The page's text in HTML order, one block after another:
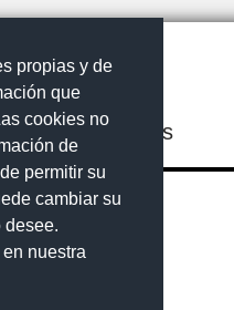
propias y de
que
cookies no
de
permitir su
cambiar su
desee.
nuestra
EOI Maspalomas